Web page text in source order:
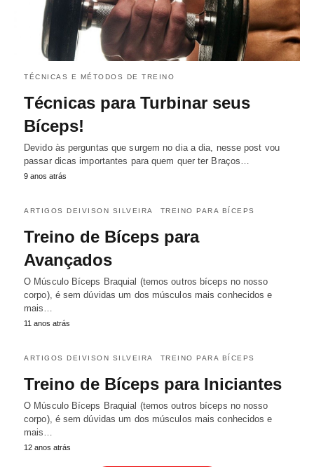
TÉCNICAS E MÉTODOS DE TREINO
Técnicas para Turbinar seus
Bíceps!
Devido às perguntas que surgem no dia a dia, nesse post vou
passar dicas importantes para quem quer ter Braços…
9 anos atrás
ARTIGOS DEIVISON SILVEIRA TREINO PARA BÍCEPS
Treino de Bíceps para
Avançados
O Músculo Bíceps Braquial (temos outros bíceps no nosso
corpo), é sem dúvidas um dos músculos mais conhecidos e
mais…
11 anos atrás
ARTIGOS DEIVISON SILVEIRA TREINO PARA BÍCEPS
Treino de Bíceps para Iniciantes
O Músculo Bíceps Braquial (temos outros bíceps no nosso
corpo), é sem dúvidas um dos músculos mais conhecidos e
mais…
12 anos atrás